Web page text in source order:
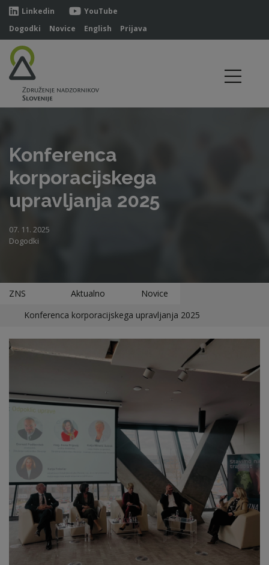
Linkedin
YouTube
Dogodki
Novice English Prijava
Konferenca
korporacijskega
upravljanja 2025
07. 11. 2025
Dogodki
ZNS Aktualno
Novice
Konferenca korporacijskega upravljanja 2025